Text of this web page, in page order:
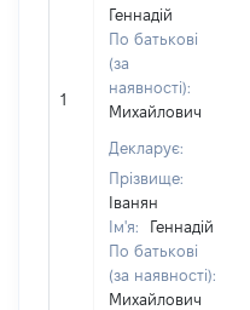
1
Геннадій
По батькові
(за
наявності):
Михайлович
Декларує:
Прізвище:
Іванян
Ім'я:
Геннадій
По батькові
(за наявності):
Михайлович